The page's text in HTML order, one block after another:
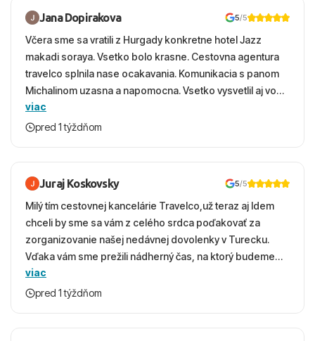
Jana Dopirakova 5/5
Včera sme sa vratili z Hurgady konkretne hotel Jazz
makadi soraya. Vsetko bolo krasne. Cestovna agentura
travelco splnila nase ocakavania. Komunikacia s panom
Michalinom uzasna a napomocna. Vsetko vysvetlil aj vo
vecernych hodinach zaco sa ospravedlnujem. Hotel
krasny, cisty. Sluzby top. Strava, prostredie, more,
viac
pred 1 týždňom
Juraj Koskovsky 5/5
Milý tím cestovnej kancelárie Travelco,už teraz aj Idem
chceli by sme sa vám z celého srdca poďakovať za
zorganizovanie našej nedávnej dovolenky v Turecku.
Vďaka vám sme prežili nádherný čas, na ktorý budeme
ešte dlho s úsmevom spomínať. ​Všetko prebehlo
absolútne hladko – od prvotného výberu zájazdu, cez
viac
pred 1 týždňom